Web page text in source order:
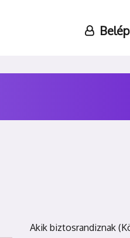
Akik biztosrandiznak